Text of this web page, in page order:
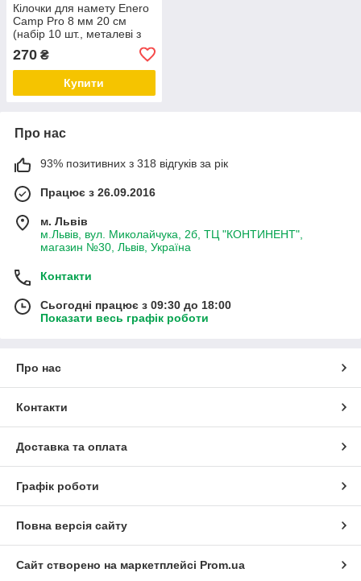
Кілочки для намету Enero
Camp Pro 8 мм 20 см
(набір 10 шт., металеві з
270 ₴
Купити
Про нас
93% позитивних з 318 відгуків за рік
Працює з 26.09.2016
м. Львів
м.Львів, вул. Миколайчука, 2б, ТЦ "КОНТИНЕНТ",
магазин №30, Львів, Україна
Контакти
Сьогодні працює з 09:30 до 18:00
Показати весь графік роботи
Про нас
Контакти
Доставка та оплата
Графік роботи
Повна версія сайту
Сайт створено на маркетплейсі Prom.ua